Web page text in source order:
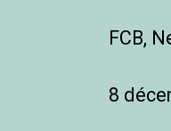
8
FCB,